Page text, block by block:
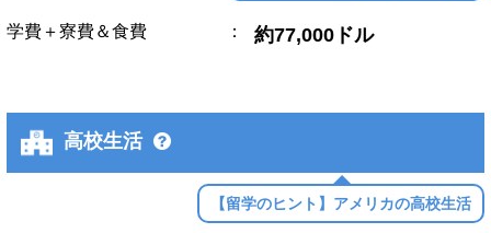
学費＋寮費＆食費 ： 約77,000ドル
高校生活
【留学のヒント】アメリカの高校生活